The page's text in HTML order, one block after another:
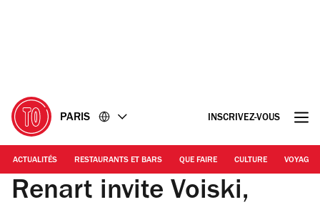
PARIS INSCRIVEZ-VOUS
ACTUALITÉS RESTAURANTS ET BARS QUE FAIRE CULTURE VOYAGE
Renart invite Voiski,